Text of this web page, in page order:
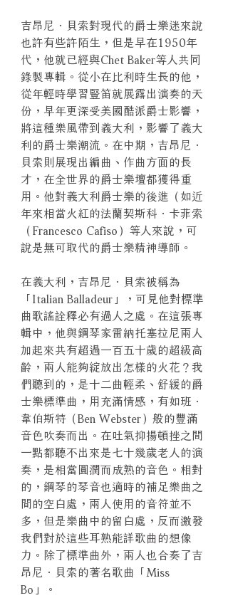
吉昂尼．貝索對現代的爵士樂迷來說
也許有些許陌生，但是早在1950年
代，他就已經與Chet Baker等人共同
錄製專輯。從小在比利時生長的他，
從年輕時學習豎笛就展露出演奏的天
份，早年更深受美國酷派爵士影響，
將這種樂風帶到義大利，影響了義大
利的爵士樂潮流。在中期，吉昂尼．
貝索則展現出編曲、作曲方面的長
才，在全世界的爵士樂壇都獲得重
用。他對義大利爵士樂的後進（如近
年來相當火紅的法蘭契斯科．卡菲索
（Francesco Cafiso）等人來說，可
說是無可取代的爵士樂精神導師。
在義大利，吉昂尼．貝索被稱為
「Italian Balladeur」，可見他對標準
曲歌謠詮釋必有過人之處。在這張專
輯中，他與鋼琴家雷納托塞拉尼兩人
加起來共有超過一百五十歲的超級高
齡，兩人能夠綻放出怎樣的火花？我
們聽到的，是十二曲輕柔、舒緩的爵
士樂標準曲，用充滿情感，有如班．
韋伯斯特（Ben Webster）般的豐滿
音色吹奏而出。在吐氣抑揚頓挫之間
一點都聽不出來是七十幾歲老人的演
奏，是相當圓潤而成熟的音色。相對
的，鋼琴的琴音也適時的補足樂曲之
間的空白處，兩人使用的音符並不
多，但是樂曲中的留白處，反而激發
我們對於這些耳熟能詳歌曲的想像
力。除了標準曲外，兩人也合奏了吉
昂尼．貝索的著名歌曲「Miss
Bo」。